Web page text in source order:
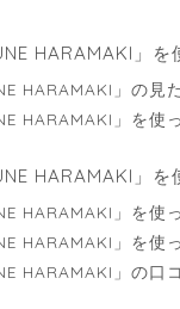
HARAMAKI」を
HARAMAKI」の見
HARAMAKI」を使
HARAMAKI」
HARAMAKI」を
HARAMAKI」を使
HARAMAKI」の口